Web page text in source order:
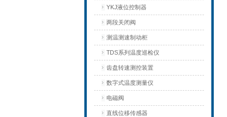
YKJ液位控制器
两段关闭阀
测温测速制动柜
TDS系列温度巡检仪
齿盘转速测控装置
数字式温度测量仪
电磁阀
直线位移传感器